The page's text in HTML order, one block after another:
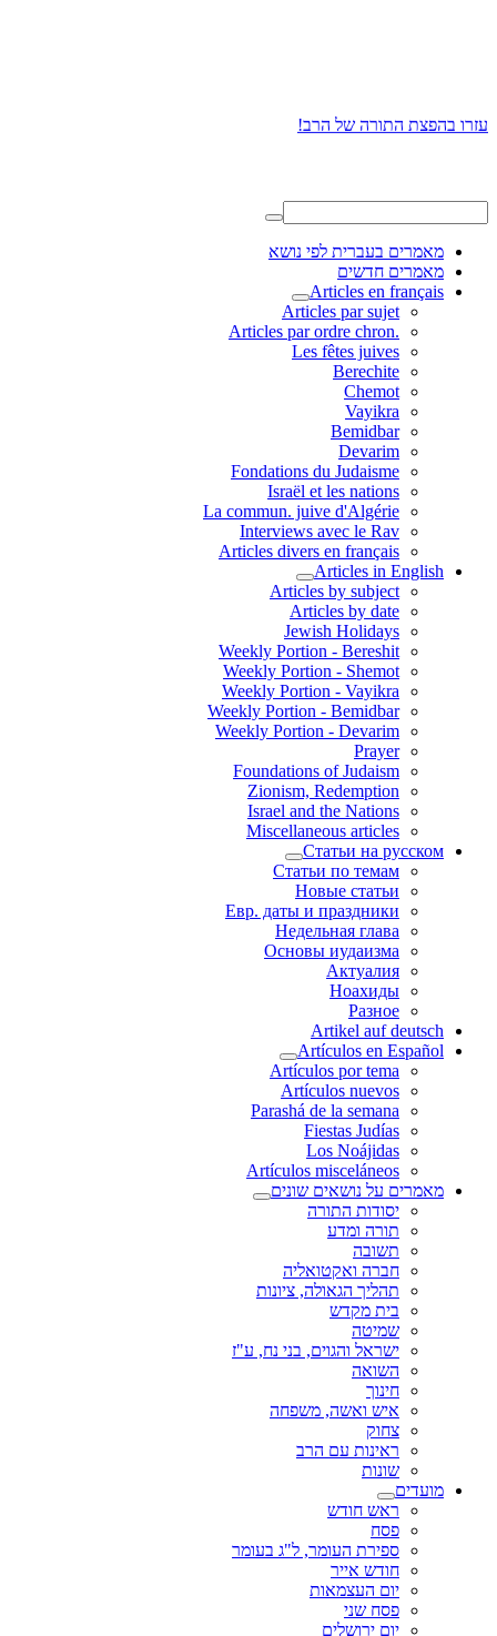
עזרו בהפצת התורה של הרב!
מאמרים בעברית לפי נושא
מאמרים חדשים
Articles en français
Articles par sujet
.Articles par ordre chron
Les fêtes juives
Berechite
Chemot
Vayikra
Bemidbar
Devarim
Fondations du Judaisme
Israël et les nations
La commun. juive d'Algérie
Interviews avec le Rav
Articles divers en français
Articles in English
Articles by subject
Articles by date
Jewish Holidays
Weekly Portion - Bereshit
Weekly Portion - Shemot
Weekly Portion - Vayikra
Weekly Portion - Bemidbar
Weekly Portion - Devarim
Prayer
Foundations of Judaism
Zionism, Redemption
Israel and the Nations
Miscellaneous articles
Статьи на русском
Статьи по темам
Новые статьи
Евр. даты и праздники
Недельная глава
Основы иудаизма
Актуалия
Ноахиды
Разное
Artikel auf deutsch
Artículos en Español
Artículos por tema
Artículos nuevos
Parashá de la semana
Fiestas Judías
Los Noájidas
Artículos misceláneos
מאמרים על נושאים שונים
יסודות התורה
תורה ומדע
תשובה
חברה ואקטואליה
תהליך הגאולה, ציונות
בית מקדש
שמיטה
ישראל והגוים, בני נח, ע"ז
השואה
חינוך
איש ואשה, משפחה
צחוק
ראינות עם הרב
שונות
מועדים
ראש חודש
פסח
ספירת העומר, ל"ג בעומר
חודש אייר
יום העצמאות
פסח שני
יום ירושלים